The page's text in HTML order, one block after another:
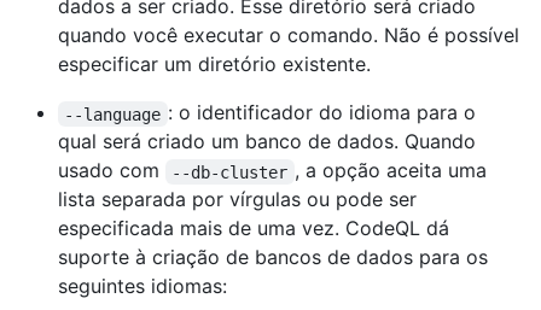
dados a ser criado. Esse diretório será criado
quando você executar o comando. Não é possível
especificar um diretório existente.
--language : o identificador do idioma para o
qual será criado um banco de dados. Quando
usado com
--db-cluster , a opção aceita uma
lista separada por vírgulas ou pode ser
especificada mais de uma vez. CodeQL dá
suporte à criação de bancos de dados para os
seguintes idiomas: